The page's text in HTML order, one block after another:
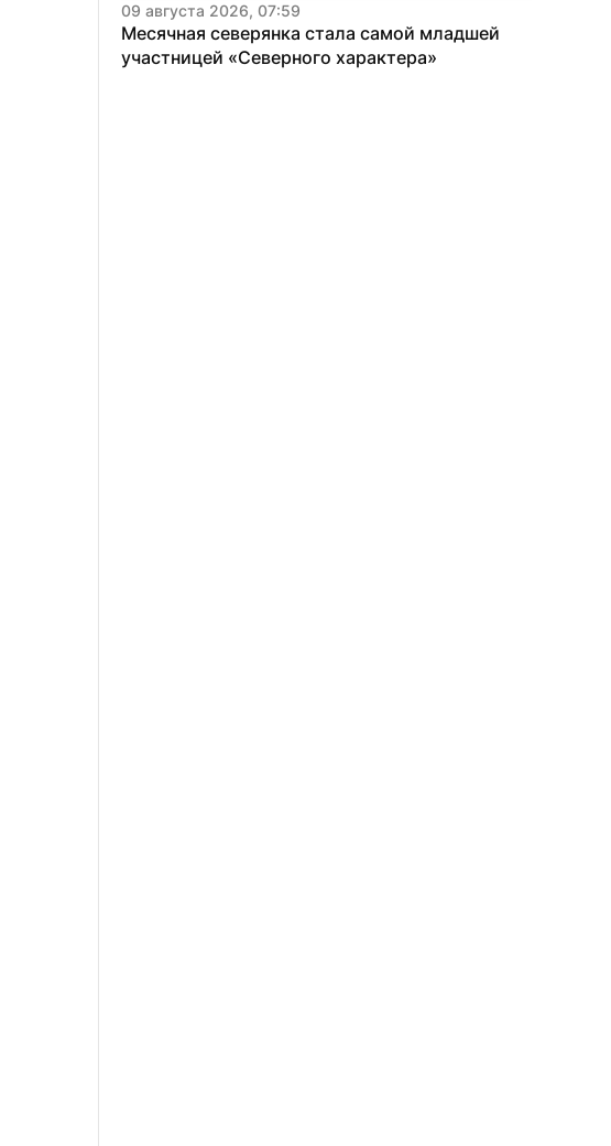
09 августа 2026, 07:59
Месячная северянка стала самой младшей
участницей «Северного характера»